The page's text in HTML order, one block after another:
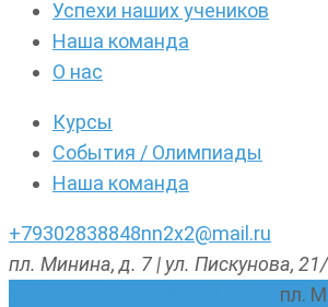
Успехи наших учеников
Наша команда
О нас
Курсы
События / Олимпиады
Наша команда
+79302838848nn2x2@mail.ru
пл. Минина, д. 7 | ул. Пискунова,
пл.